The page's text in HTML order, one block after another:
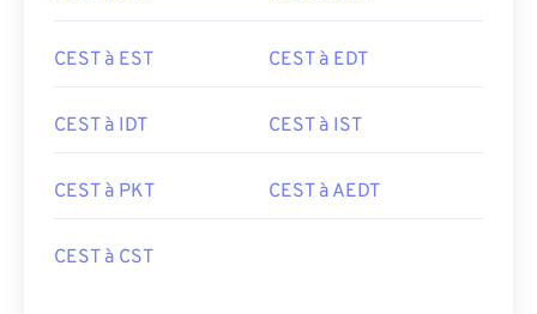
CEST à EST CEST à EDT
CEST à IDT CEST à IST
CEST à PKT CEST à AEDT
CEST à CST